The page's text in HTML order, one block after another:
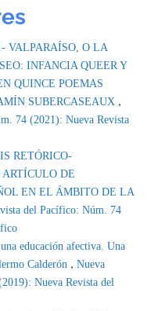
VALPARAÍSO, O LA
INFANCIA QUEER Y
QUINCE POEMAS
SUBERCASEAUX ,
74 (2021): Nueva Revista
RETÓRICO-
DE
EN EL ÁMBITO DE LA
del Pacífico: Núm. 74
educación afectiva. Una
Calderón , Nueva
Nueva Revista del